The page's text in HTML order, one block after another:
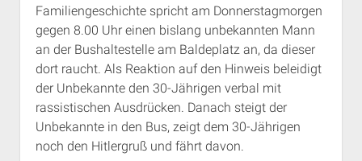
Termine
open
dropdown
menu
Antifaschistische Termine im Süden
Antifaschistische Termine in München
Rechte Termine im Süden
Rechte Termine München
Chronologie
Das Archiv
open
dropdown
menu
a.i.d.a. e. V. unterstützen
Über a.i.d.a.
RSS-Feeds, Twitter & Facebook
Impressum
Familiengeschichte spricht am Donnerstagmorgen
gegen 8.00 Uhr einen bislang unbekannten Mann
an der Bushaltestelle am Baldeplatz an, da dieser
dort raucht. Als Reaktion auf den Hinweis beleidigt
der Unbekannte den 30-Jährigen verbal mit
rassistischen Ausdrücken. Danach steigt der
Unbekannte in den Bus, zeigt dem 30-Jährigen
noch den Hitlergruß und fährt davon.